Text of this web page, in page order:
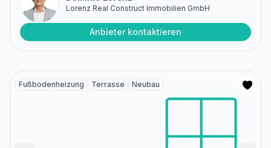
Lorenz Real Construct Immobilien GmbH
Anbieter kontaktieren
Fußbodenheizung Terrasse Neubau